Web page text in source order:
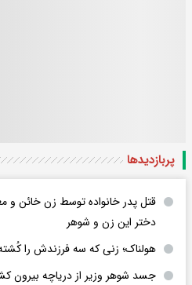
پربازدید‌ها
دختر این زن و شوهر
هولناک؛ زنی که سه فرزندش را
جسد شوهر وزیر از دریاچه بیرون